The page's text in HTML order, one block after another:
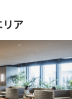
ア